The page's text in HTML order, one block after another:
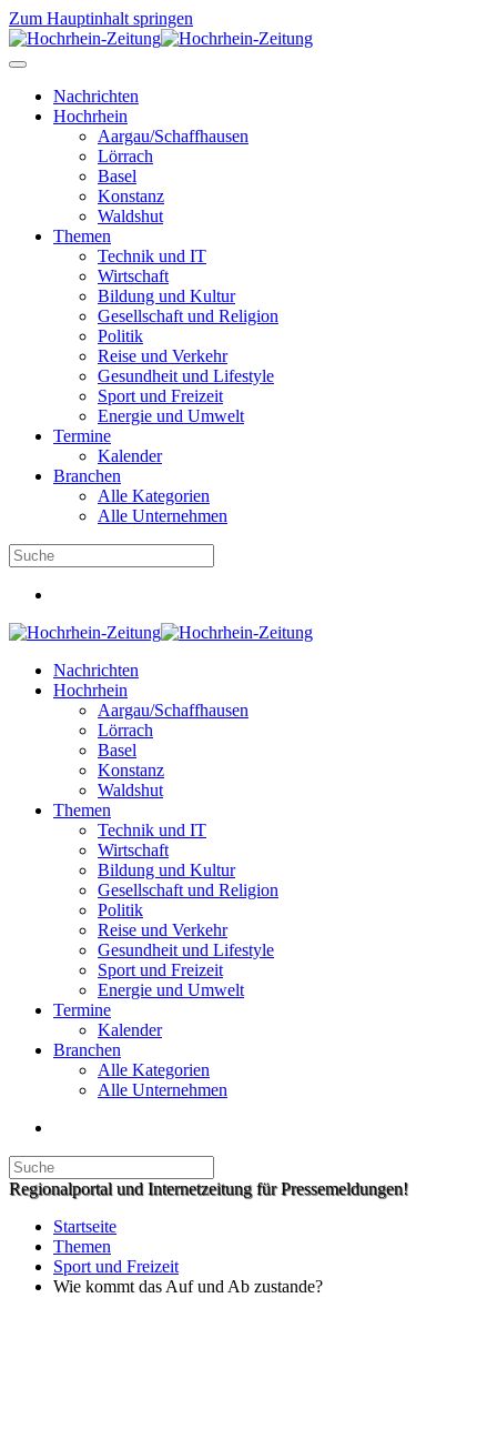
Zum Hauptinhalt springen
Nachrichten
Hochrhein
Aargau/Schaffhausen
Lörrach
Basel
Konstanz
Waldshut
Themen
Technik und IT
Wirtschaft
Bildung und Kultur
Gesellschaft und Religion
Politik
Reise und Verkehr
Gesundheit und Lifestyle
Sport und Freizeit
Energie und Umwelt
Termine
Kalender
Branchen
Alle Kategorien
Alle Unternehmen
Nachrichten
Hochrhein
Aargau/Schaffhausen
Lörrach
Basel
Konstanz
Waldshut
Themen
Technik und IT
Wirtschaft
Bildung und Kultur
Gesellschaft und Religion
Politik
Reise und Verkehr
Gesundheit und Lifestyle
Sport und Freizeit
Energie und Umwelt
Termine
Kalender
Branchen
Alle Kategorien
Alle Unternehmen
Regionalportal und Internetzeitung für Pressemeldungen!
Startseite
Themen
Sport und Freizeit
Wie kommt das Auf und Ab zustande?